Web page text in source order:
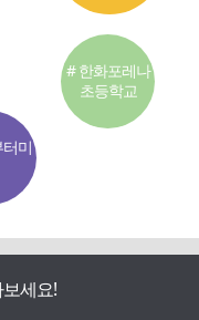
미
# 한화포레나
초등학교
세요!